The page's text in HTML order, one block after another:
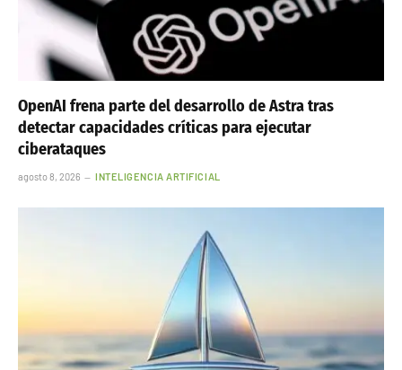
OpenAI frena parte del desarrollo de Astra tras
detectar capacidades críticas para ejecutar
ciberataques
agosto 8, 2026 INTELIGENCIA ARTIFICIAL